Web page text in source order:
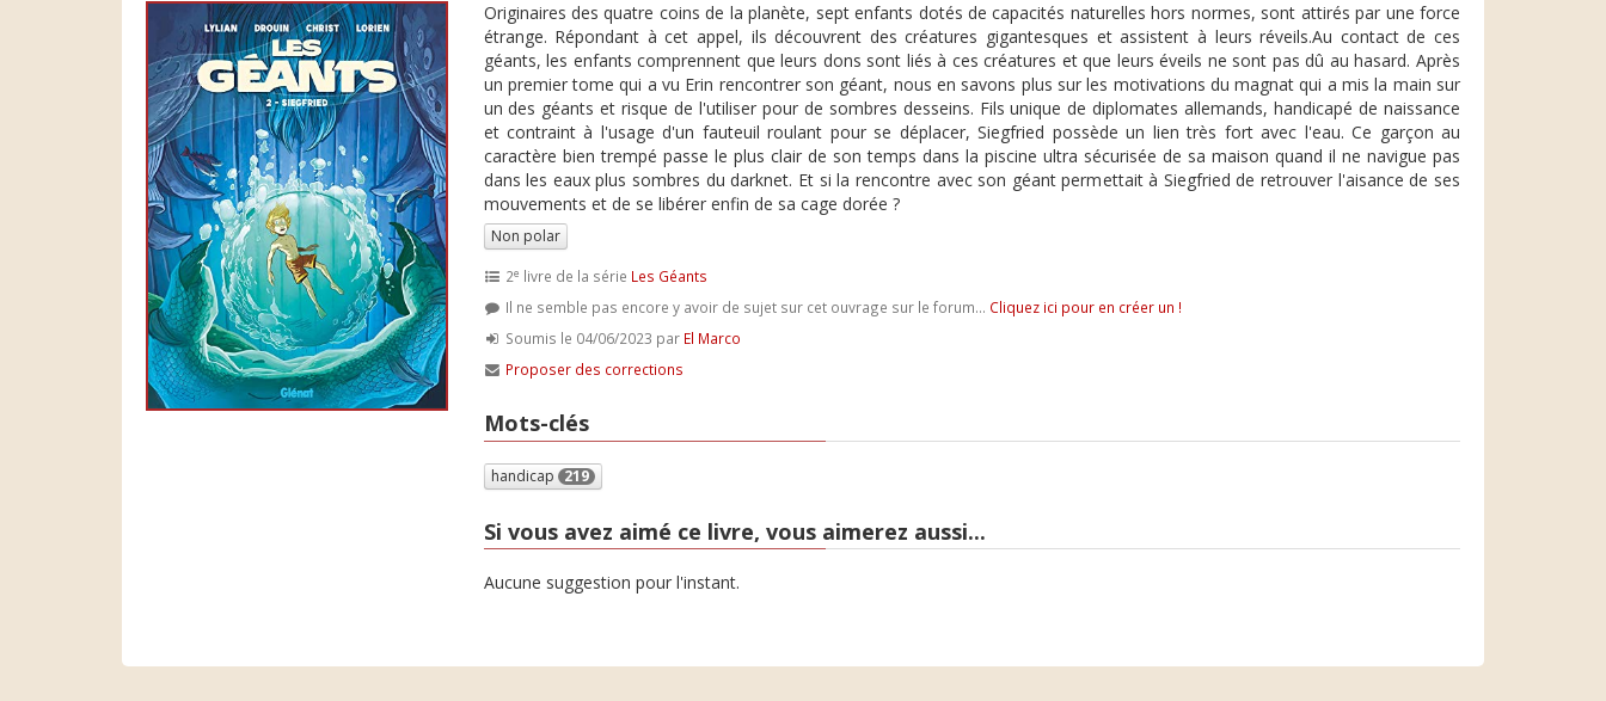
Originaires des quatre coins de la planète, sept enfants dotés de capacités naturelles hors normes, sont attirés par une force
étrange. Répondant à cet appel, ils découvrent des créatures gigantesques et assistent à leurs réveils.Au contact de ces
géants, les enfants comprennent que leurs dons sont liés à ces créatures et que leurs éveils ne sont pas dû au hasard. Après
un premier tome qui a vu Erin rencontrer son géant, nous en savons plus sur les motivations du magnat qui a mis la main sur
un des géants et risque de l'utiliser pour de sombres desseins. Fils unique de diplomates allemands, handicapé de naissance
et contraint à l'usage d'un fauteuil roulant pour se déplacer, Siegfried possède un lien très fort avec l'eau. Ce garçon au
caractère bien trempé passe le plus clair de son temps dans la piscine ultra sécurisée de sa maison quand il ne navigue pas
dans les eaux plus sombres du darknet. Et si la rencontre avec son géant permettait à Siegfried de retrouver l'aisance de ses
mouvements et de se libérer enfin de sa cage dorée ?
Non polar
2e livre de la série Les Géants
Il ne semble pas encore y avoir de sujet sur cet ouvrage sur le forum... Cliquez ici pour en créer un !
Soumis le 04/06/2023 par El Marco
Proposer des corrections
Mots-clés
handicap 219
Si vous avez aimé ce livre, vous aimerez aussi...
Aucune suggestion pour l'instant.